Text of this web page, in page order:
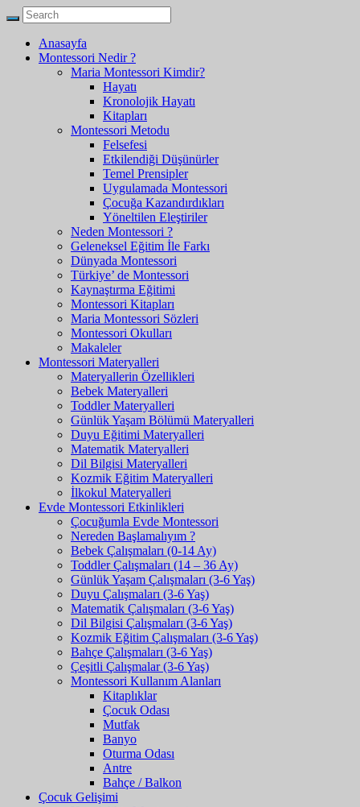
Anasayfa
Montessori Nedir ?
Maria Montessori Kimdir?
Hayatı
Kronolojik Hayatı
Kitapları
Montessori Metodu
Felsefesi
Etkilendiği Düşünürler
Temel Prensipler
Uygulamada Montessori
Çocuğa Kazandırdıkları
Yöneltilen Eleştiriler
Neden Montessori ?
Geleneksel Eğitim İle Farkı
Dünyada Montessori
Türkiye’ de Montessori
Kaynaştırma Eğitimi
Montessori Kitapları
Maria Montessori Sözleri
Montessori Okulları
Makaleler
Montessori Materyalleri
Materyallerin Özellikleri
Bebek Materyalleri
Toddler Materyalleri
Günlük Yaşam Bölümü Materyalleri
Duyu Eğitimi Materyalleri
Matematik Materyalleri
Dil Bilgisi Materyalleri
Kozmik Eğitim Materyalleri
İlkokul Materyalleri
Evde Montessori Etkinlikleri
Çocuğumla Evde Montessori
Nereden Başlamalıyım ?
Bebek Çalışmaları (0-14 Ay)
Toddler Çalışmaları (14 – 36 Ay)
Günlük Yaşam Çalışmaları (3-6 Yaş)
Duyu Çalışmaları (3-6 Yaş)
Matematik Çalışmaları (3-6 Yaş)
Dil Bilgisi Çalışmaları (3-6 Yaş)
Kozmik Eğitim Çalışmaları (3-6 Yaş)
Bahçe Çalışmaları (3-6 Yaş)
Çeşitli Çalışmalar (3-6 Yaş)
Montessori Kullanım Alanları
Kitaplıklar
Çocuk Odası
Mutfak
Banyo
Oturma Odası
Antre
Bahçe / Balkon
Çocuk Gelişimi